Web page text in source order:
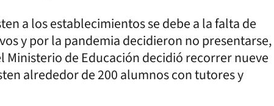
a los establecimientos se debe a la falta de
y por la pandemia decidieron no presentarse,
Ministerio de Educación decidió recorrer nueve
alrededor de 200 alumnos con tutores y